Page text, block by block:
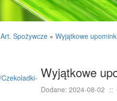
Art. Spożywcze » Wyjątkowe
Wyjątkowe
Dodane: 2024-08-02 ::